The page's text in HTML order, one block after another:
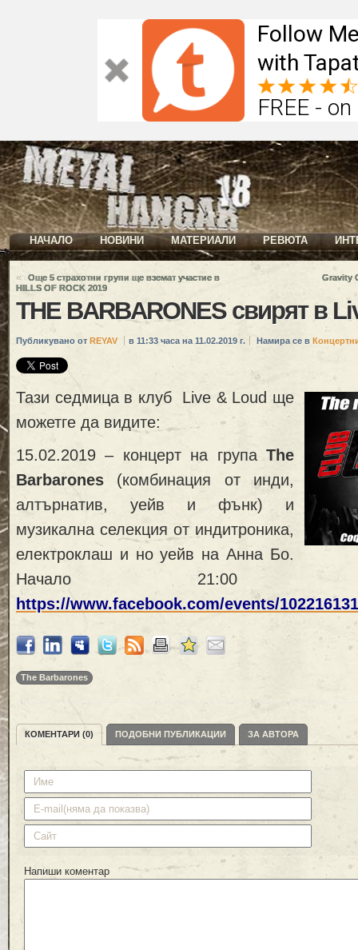
Follow
with
FREE -
НАЧАЛО НОВИНИ МАТЕРИАЛИ РЕВЮТА
«
Още 5 страхотни групи ще вземат участие в
HILLS OF ROCK 2019
Gravity
THE BARBARONES свирят в
Публикувано от REYAV в 11:33 часа на 11.02.2019 г. Намира се в
Тази седмица в клуб Live & Loud ще
можетге да видите:
15.02.2019 – концерт на групаThe
Barbarones (комбинация от инди,
алтърнатив, уейв и фънк) и
музикална селекция от индитроника,
електроклаш и но уейв на Анна Бо.
Начало
https://www.facebook.com/events/
The Barbarones
КОМЕНТАРИ (0) ПОДОБНИ ПУБЛИКАЦИИ ЗА АВТОРА
Напиши коментар